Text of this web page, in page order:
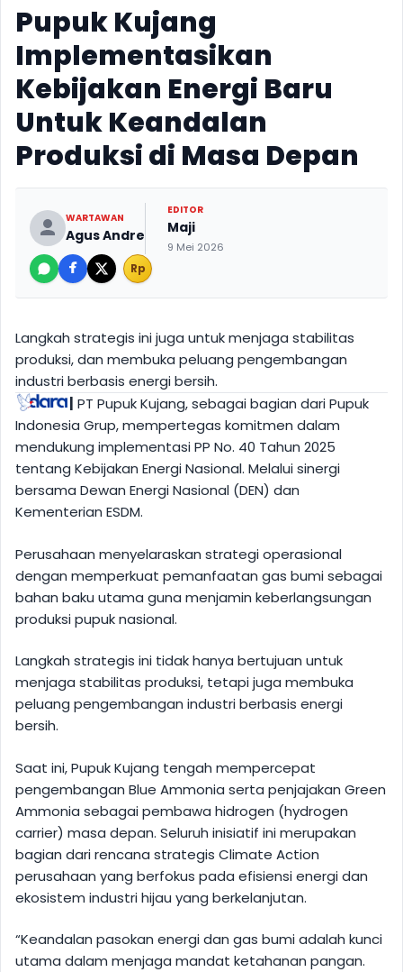
Pupuk Kujang
Implementasikan
Kebijakan Energi Baru
Untuk Keandalan
Produksi di Masa Depan
WARTAWAN
Agus Andre
EDITOR
Maji
9 Mei 2026
Rp
Langkah strategis ini juga untuk menjaga stabilitas
produksi, dan membuka peluang pengembangan
industri berbasis energi bersih.
| PT Pupuk Kujang, sebagai bagian dari Pupuk
Indonesia Grup, mempertegas komitmen dalam
mendukung implementasi PP No. 40 Tahun 2025
tentang Kebijakan Energi Nasional. Melalui sinergi
bersama Dewan Energi Nasional (DEN) dan
Kementerian ESDM.
Perusahaan menyelaraskan strategi operasional
dengan memperkuat pemanfaatan gas bumi sebagai
bahan baku utama guna menjamin keberlangsungan
produksi pupuk nasional.
Langkah strategis ini tidak hanya bertujuan untuk
menjaga stabilitas produksi, tetapi juga membuka
peluang pengembangan industri berbasis energi
bersih.
Saat ini, Pupuk Kujang tengah mempercepat
pengembangan Blue Ammonia serta penjajakan Green
Ammonia sebagai pembawa hidrogen (hydrogen
carrier) masa depan. Seluruh inisiatif ini merupakan
bagian dari rencana strategis Climate Action
perusahaan yang berfokus pada efisiensi energi dan
ekosistem industri hijau yang berkelanjutan.
“Keandalan pasokan energi dan gas bumi adalah kunci
utama dalam menjaga mandat ketahanan pangan.